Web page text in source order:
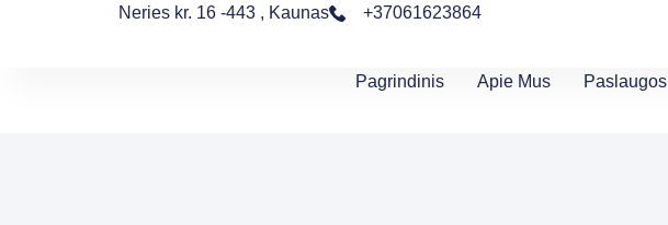
Neries kr. 16 -443 , Kaunas +37061623864
Pagrindinis Apie Mus Paslaugos